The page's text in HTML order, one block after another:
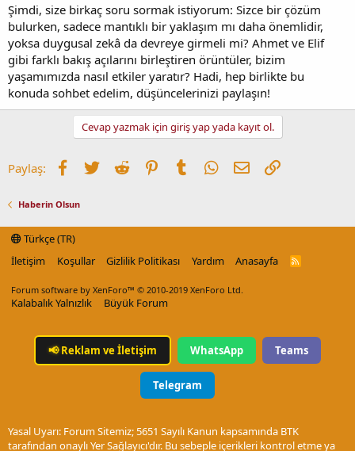
Şimdi, size birkaç soru sormak istiyorum: Sizce bir çözüm
bulurken, sadece mantıklı bir yaklaşım mı daha önemlidir,
yoksa duygusal zekâ da devreye girmeli mi? Ahmet ve Elif
gibi farklı bakış açılarını birleştiren örüntüler, bizim
yaşamımızda nasıl etkiler yaratır? Hadi, hep birlikte bu
konuda sohbet edelim, düşüncelerinizi paylaşın!
Cevap yazmak için giriş yap yada kayıt ol.
Paylaş: Facebook
TwitterReddit PinterestTumblrWhatsApp
E-postaLink
Haberin Olsun
Türkçe (TR)
İletişim
Koşullar Gizlilik Politikası Yardım Anasayfa
R
Forum software by XenForo™ © 2010-2019 XenForo Ltd.
Kalabalık Yalnızlık Büyük Forum
📢Reklam ve İletişim WhatsApp Teams
Telegram
Yasal Uyarı: Forum Sitemiz; 5651 Sayılı Kanun kapsamında BTK
tarafından onaylı Yer Sağlayıcı'dır. Bu sebeple içerikleri kontrol etme ya